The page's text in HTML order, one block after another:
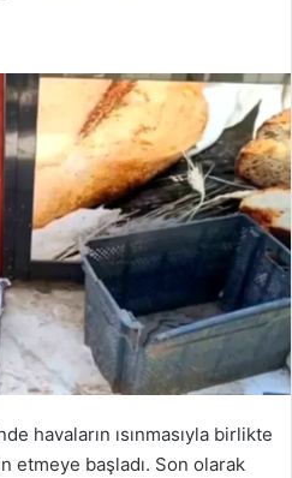
havaların ısınmasıyla birlikte
etmeye başladı. Son olarak